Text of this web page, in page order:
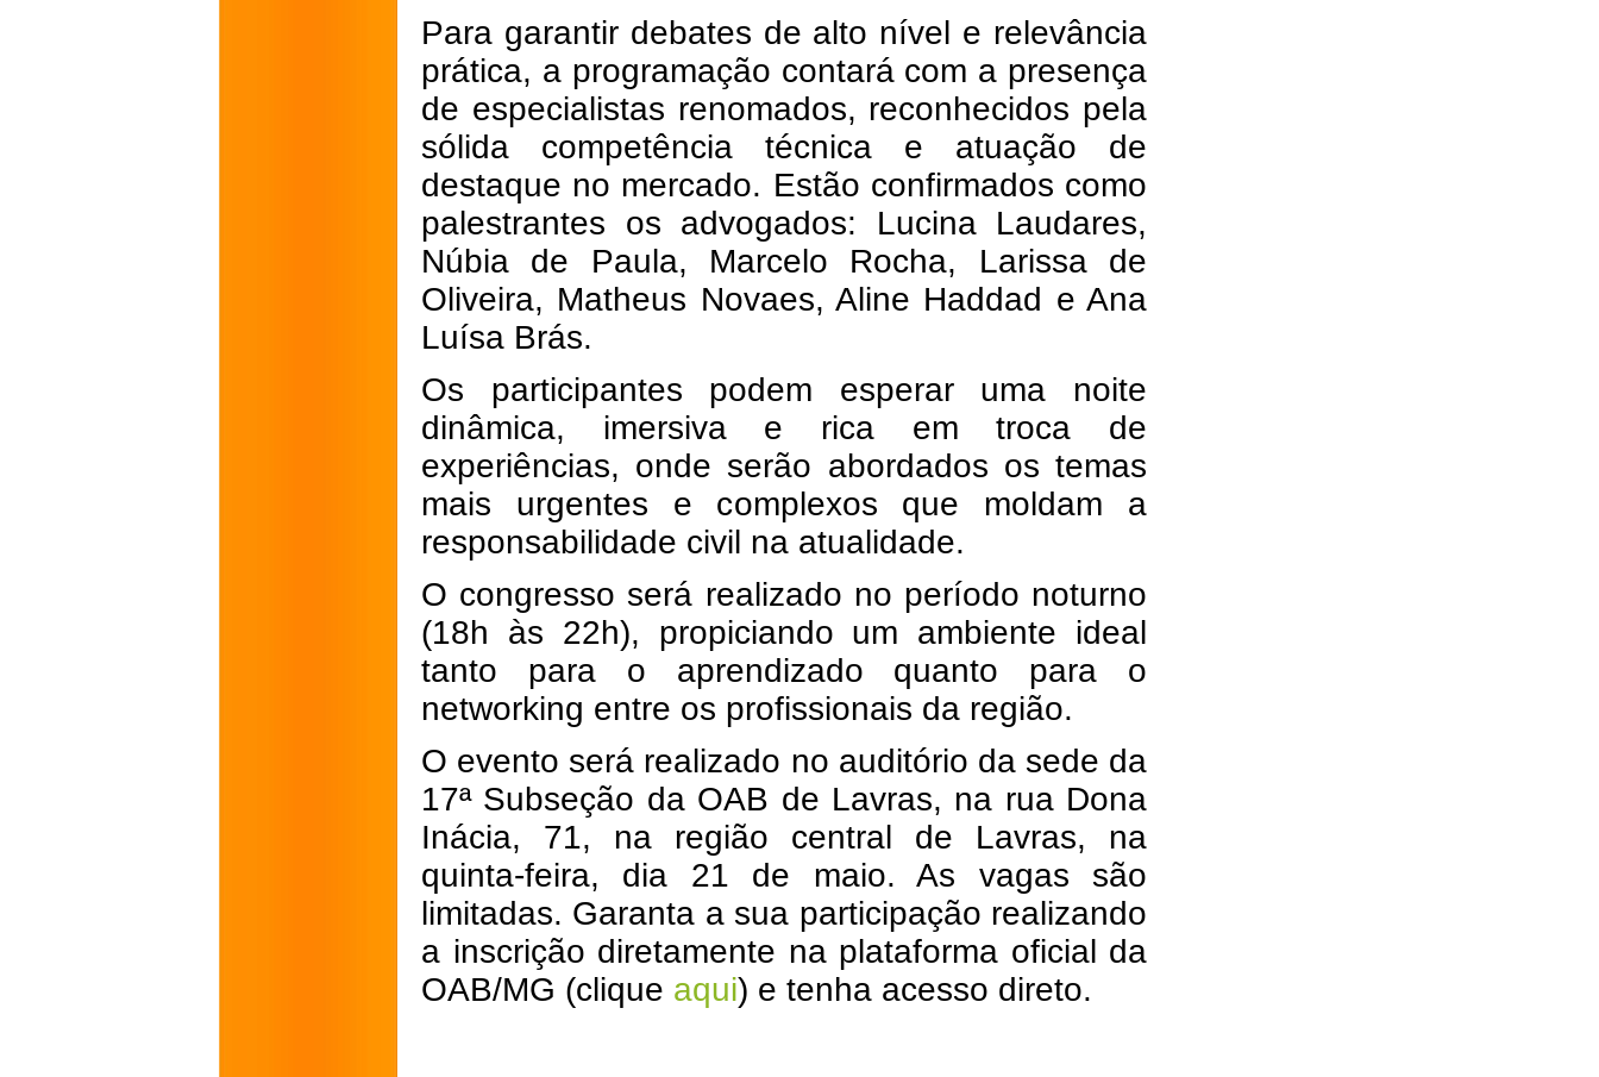
Para garantir debates de alto nível e relevância
prática, a programação contará com a presença
de especialistas renomados, reconhecidos pela
sólida competência técnica e atuação de
destaque no mercado. Estão confirmados como
palestrantes os advogados: Lucina Laudares,
Núbia de Paula, Marcelo Rocha, Larissa de
Oliveira, Matheus Novaes, Aline Haddad e Ana
Luísa Brás.
Os participantes podem esperar uma noite
dinâmica, imersiva e rica em troca de
experiências, onde serão abordados os temas
mais urgentes e complexos que moldam a
responsabilidade civil na atualidade.
O congresso será realizado no período noturno
(18h às 22h), propiciando um ambiente ideal
tanto para o aprendizado quanto para o
networking entre os profissionais da região.
O evento será realizado no auditório da sede da
17ª Subseção da OAB de Lavras, na rua Dona
Inácia, 71, na região central de Lavras, na
quinta-feira, dia 21 de maio. As vagas são
limitadas. Garanta a sua participação realizando
a inscrição diretamente na plataforma oficial da
OAB/MG (clique aqui) e tenha acesso direto.